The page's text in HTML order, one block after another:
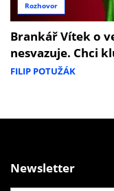
Rozhovor
Brankář Vítek o
nesvazuje. Chci
FILIP POTUŽÁK
Newsletter